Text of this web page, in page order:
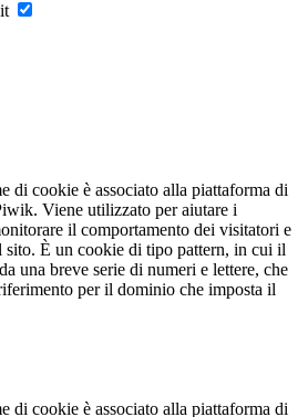
di cookie è associato alla piattaforma di
Viene utilizzato per aiutare i
il comportamento dei visitatori e
sito. È un cookie di tipo pattern, in cui il
una breve serie di numeri e lettere, che
per il dominio che imposta il
di cookie è associato alla piattaforma di